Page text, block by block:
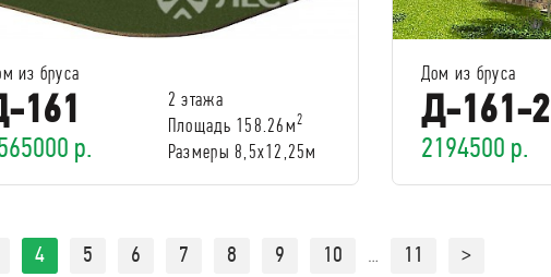
из бруса
161
р.
2 этажа
Площадь 158.26м2
Размеры 8,5х12,25м
Дом из бруса
Д-161-2
2194500 р.
4 5 6 7 8 9 10 … 11 >